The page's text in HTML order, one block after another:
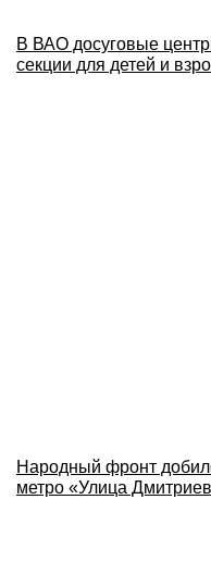
В ВАО досуговые
секции для детей и
Народный фронт
метро «Улица